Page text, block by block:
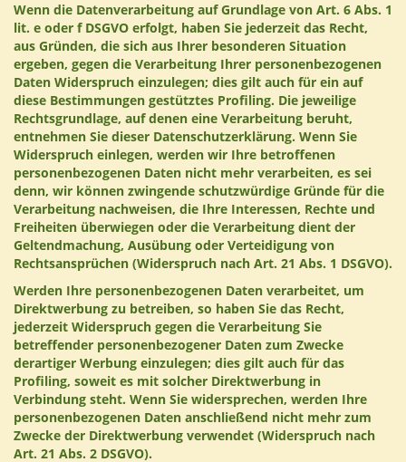
Wenn die Datenverarbeitung auf Grundlage von Art. 6 Abs. 1
lit. e oder f DSGVO erfolgt, haben Sie jederzeit das Recht,
aus Gründen, die sich aus Ihrer besonderen Situation
ergeben, gegen die Verarbeitung Ihrer personenbezogenen
Daten Widerspruch einzulegen; dies gilt auch für ein auf
diese Bestimmungen gestütztes Profiling. Die jeweilige
Rechtsgrundlage, auf denen eine Verarbeitung beruht,
entnehmen Sie dieser Datenschutzerklärung. Wenn Sie
Widerspruch einlegen, werden wir Ihre betroffenen
personenbezogenen Daten nicht mehr verarbeiten, es sei
denn, wir können zwingende schutzwürdige Gründe für die
Verarbeitung nachweisen, die Ihre Interessen, Rechte und
Freiheiten überwiegen oder die Verarbeitung dient der
Geltendmachung, Ausübung oder Verteidigung von
Rechtsansprüchen (Widerspruch nach Art. 21 Abs. 1 DSGVO).
Werden Ihre personenbezogenen Daten verarbeitet, um
Direktwerbung zu betreiben, so haben Sie das Recht,
jederzeit Widerspruch gegen die Verarbeitung Sie
betreffender personenbezogener Daten zum Zwecke
derartiger Werbung einzulegen; dies gilt auch für das
Profiling, soweit es mit solcher Direktwerbung in
Verbindung steht. Wenn Sie widersprechen, werden Ihre
personenbezogenen Daten anschließend nicht mehr zum
Zwecke der Direktwerbung verwendet (Widerspruch nach
Art. 21 Abs. 2 DSGVO).